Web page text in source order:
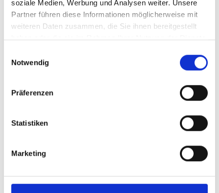
soziale Medien, Werbung und Analysen weiter. Unsere
Partner führen diese Informationen möglicherweise mit
weiteren Daten zusammen, die Sie ihnen bereitgestellt
haben oder die sie im Rahmen Ihrer Nutzung der Dienste
Notwendig
Präferenzen
Statistiken
Marketing